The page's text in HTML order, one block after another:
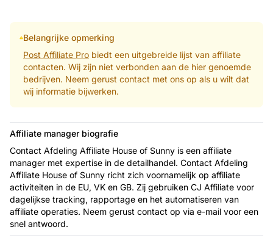
Belangrijke opmerking
Post Affiliate Probiedt een uitgebreide lijst van affiliate
contacten. Wij zijn niet verbonden aan de hier genoemde
bedrijven. Neem gerust contact met ons op als u wilt dat
wij informatie bijwerken.
Affiliate manager biografie
Contact Afdeling Affiliate House of Sunny is een affiliate
manager met expertise in de detailhandel. Contact Afdeling
Affiliate House of Sunny richt zich voornamelijk op affiliate
activiteiten in de EU, VK en GB. Zij gebruiken CJ Affiliate voor
dagelijkse tracking, rapportage en het automatiseren van
affiliate operaties. Neem gerust contact op via e-mail voor een
snel antwoord.